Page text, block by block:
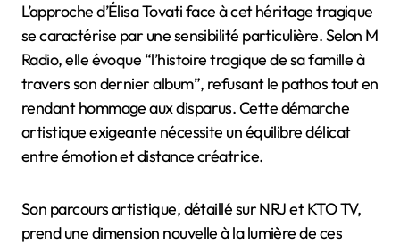
L’approche d’Élisa Tovati face à cet héritage tragique
se caractérise par une sensibilité particulière. Selon M
Radio, elle évoque “l’histoire tragique de sa famille à
travers son dernier album”, refusant le pathos tout en
rendant hommage aux disparus. Cette démarche
artistique exigeante nécessite un équilibre délicat
entre émotion et distance créatrice.
Son parcours artistique, détaillé sur NRJ et KTO TV,
prend une dimension nouvelle à la lumière de ces